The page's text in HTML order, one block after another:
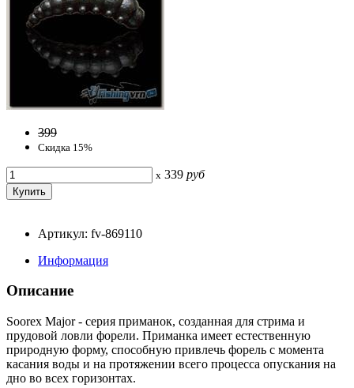
399
Скидка 15%
x 339 руб
Артикул: fv-869110
Информация
Описание
Soorex Major - серия приманок, созданная для стрима и
прудовой ловли форели. Приманка имеет естественную
природную форму, способную привлечь форель с момента
касания воды и на протяжении всего процесса опускания на
дно во всех горизонтах.